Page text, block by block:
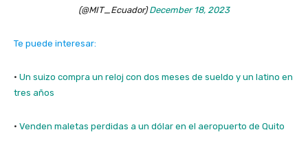
(@MIT_Ecuador)December 18, 2023
Te puede interesar:
· Un suizo compra un reloj con dos meses de sueldo y un latino en
tres años
· Venden maletas perdidas a un dólar en el aeropuerto de Quito